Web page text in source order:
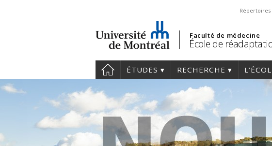
Répertoires
Faculté de médecine
École de
ÉTUDES RECHERCHE